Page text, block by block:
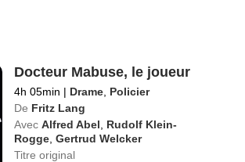
Docteur Mabuse, le joueur
4h 05min | Drame Policier
De Fritz Lang
Avec Alfred Abel
Rudolf Klein-
Rogge ,Gertrud Welcker
Titre original